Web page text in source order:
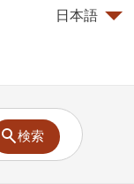
日本語
検索